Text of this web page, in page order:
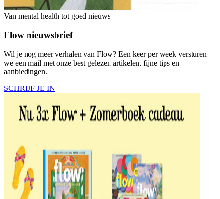
Van mental health tot goed nieuws
Flow nieuwsbrief
Wil je nog meer verhalen van Flow? Een keer per week versturen
we een mail met onze best gelezen artikelen, fijne tips en
aanbiedingen.
SCHRIJF JE IN